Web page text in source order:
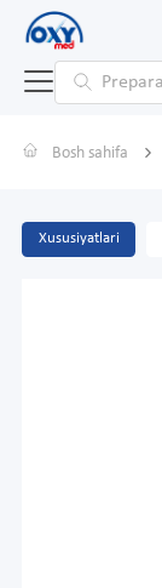
Bosh sahifa
Xususiyatlari